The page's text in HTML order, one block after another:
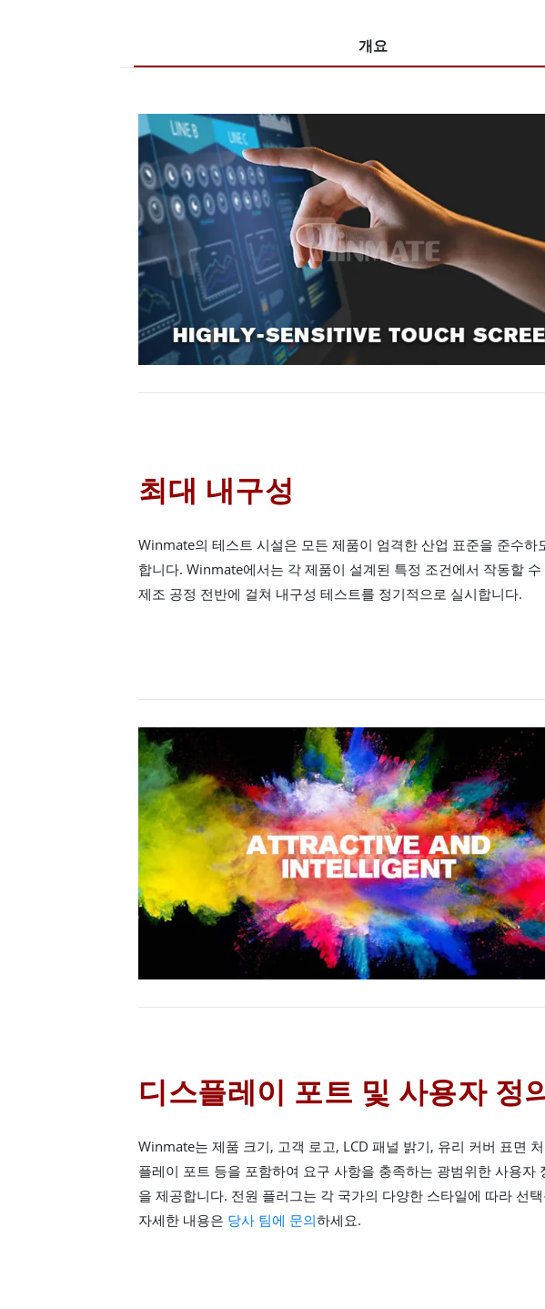
개요
최대 내구성
Winmate의 테스트 시설은 모든 제품이 엄격한 산업 표준을 준수하
합니다. Winmate에서는 각 제품이 설계된 특정 조건에서 작동할 수
제조 공정 전반에 걸쳐 내구성 테스트를 정기적으로 실시합니다.
디스플레이 포트 및 사용자 정
Winmate는 제품 크기, 고객 로고, LCD 패널 밝기, 유리 커버 표면
플레이 포트 등을 포함하여 요구 사항을 충족하는 광범위한 사용자
을 제공합니다. 전원 플러그는 각 국가의 다양한 스타일에 따라 선
자세한 내용은 당사 팀에 문의하세요.